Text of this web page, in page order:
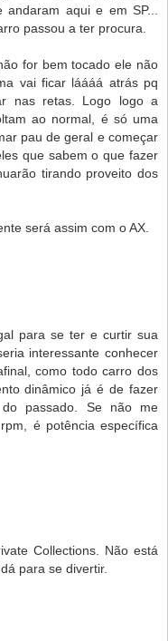
aqui e em SP...
passou a ter procura.
for bem tocado ele não
vai ficar láááá atrás pq
nas retas. Logo logo a
ao normal, é só uma
pau de geral e começar
que sabem o que fazer
tirando proveito dos
será assim com o AX.
para se ter e curtir sua
interessante conhecer
como todo carro dos
dinâmico já é de fazer
passado. Se não me
é potência específica
Collections. Não está
para se divertir.